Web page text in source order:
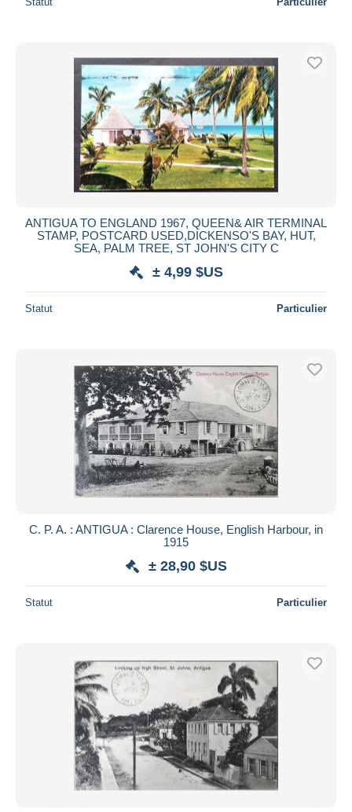
ANTIGUA TO ENGLAND 1967, QUEEN& AIR TERMINAL
STAMP, POSTCARD USED,DICKENSO'S BAY, HUT,
SEA, PALM TREE, ST JOHN'S CITY C
± 4,99 $US
Statut Particulier
C. P. A. : ANTIGUA : Clarence House, English Harbour, in
1915
± 28,90 $US
Statut Particulier